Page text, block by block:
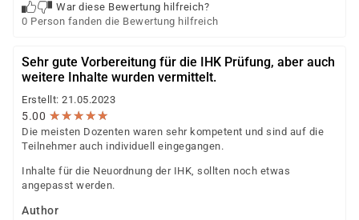
War diese Bewertung hilfreich?
0 Person fanden die Bewertung hilfreich
Sehr gute Vorbereitung für die IHK Prüfung, aber auch
weitere Inhalte wurden vermittelt.
Erstellt: 21.05.2023
5.00 ★★★★★
★★★★★
Die meisten Dozenten waren sehr kompetent und sind auf die
Teilnehmer auch individuell eingegangen.
Inhalte für die Neuordnung der IHK, sollten noch etwas
angepasst werden.
Author